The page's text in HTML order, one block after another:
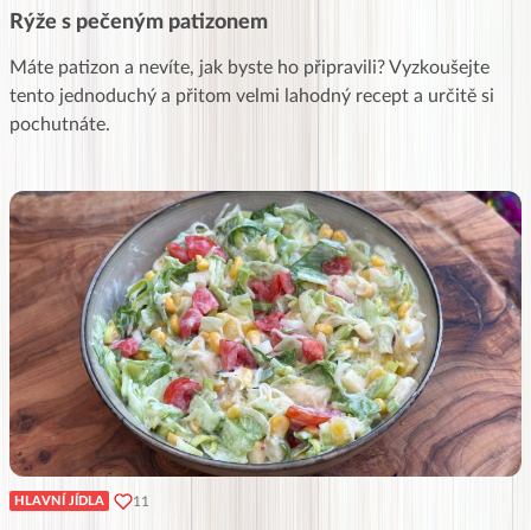
Rýže s pečeným patizonem
Máte patizon a nevíte, jak byste ho připravili? Vyzkoušejte
tento jednoduchý a přitom velmi lahodný recept a určitě si
pochutnáte.
HLAVNÍ JÍDLA 11